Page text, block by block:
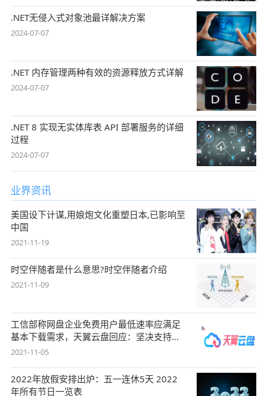
.NET无侵入式对象池最详解决方案
2024-07-07
.NET 内存管理两种有效的资源释放方式详解
2024-07-07
.NET 8 实现无实体库表 API 部署服务的详细
过程
2024-07-07
业界资讯
美国设下计谋,用娘炮文化重塑日本,已影响至
中国
2021-11-19
时空伴随者是什么意思?时空伴随者介绍
2021-11-09
工信部称网盘企业免费用户最低速率应满足
基本下载需求，天翼云盘回应：坚决支持，
始终
2021-11-05
2022年放假安排出炉：五一连休5天 2022
年所有节日一览表